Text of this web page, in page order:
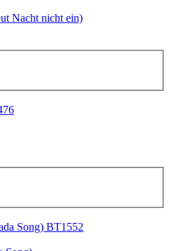
Nacht nicht ein)
BT1552